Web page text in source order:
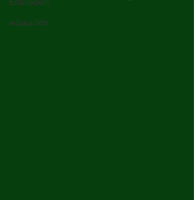
educación